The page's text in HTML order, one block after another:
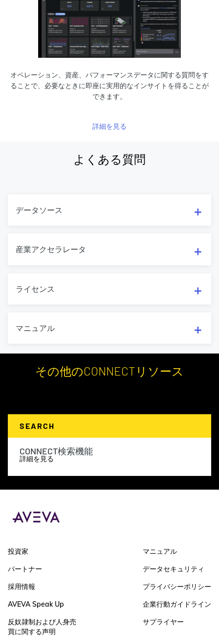
オペレーション、資産、パフォーマンスデータに関する質問をす
ることで、必要なときに即座に実用的なインサイトを得ることが
できます。
詳細を見る
よくある質問
データソース
産業アクセラレータ
ライセンス
マニュアル
その他のCONNECTリソース
SEARCH
CONNECT検索機能
詳細を見る
投資家
パートナー
採用情報
AVEVA Speak Up
反奴隷制および人身売
買に関する声明
マニュアル
データセキュリティ
プライバシーポリシー
企業行動ガイドライン
サプライヤー